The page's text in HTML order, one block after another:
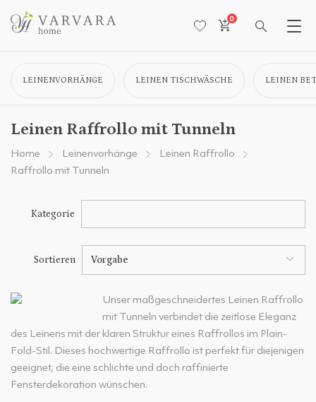
0
LEINENVORHÄNGE LEINEN TISCHWÄSCHE LEINEN
Leinen Raffrollo mit Tunneln
Home Leinenvorhänge
Leinen Raffrollo
Raffrollo mit Tunneln
Kategorie
Sortieren Vorgabe
Unser maßgeschneidertes Leinen Raffrollo
mit Tunneln verbindet die zeitlose Eleganz
des Leinens mit der klaren Struktur eines Raffrollos im Plain-
Fold-Stil. Dieses hochwertige Raffrollo ist perfekt für diejenigen
geeignet, die eine schlichte und doch raffinierte
Fensterdekoration wünschen.